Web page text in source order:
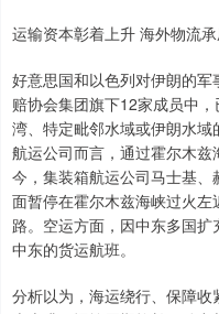
运输资本彰着上升 海外物流
好意思国和以色列对伊朗的
赔协会集团旗下12家成员中
湾、特定毗邻水域或伊朗水
航运公司而言，通过霍尔木
今，集装箱航运公司马士基
面暂停在霍尔木兹海峡过火
路。空运方面，因中东多国
中东的货运航班。
分析以为，海运绕行、保障